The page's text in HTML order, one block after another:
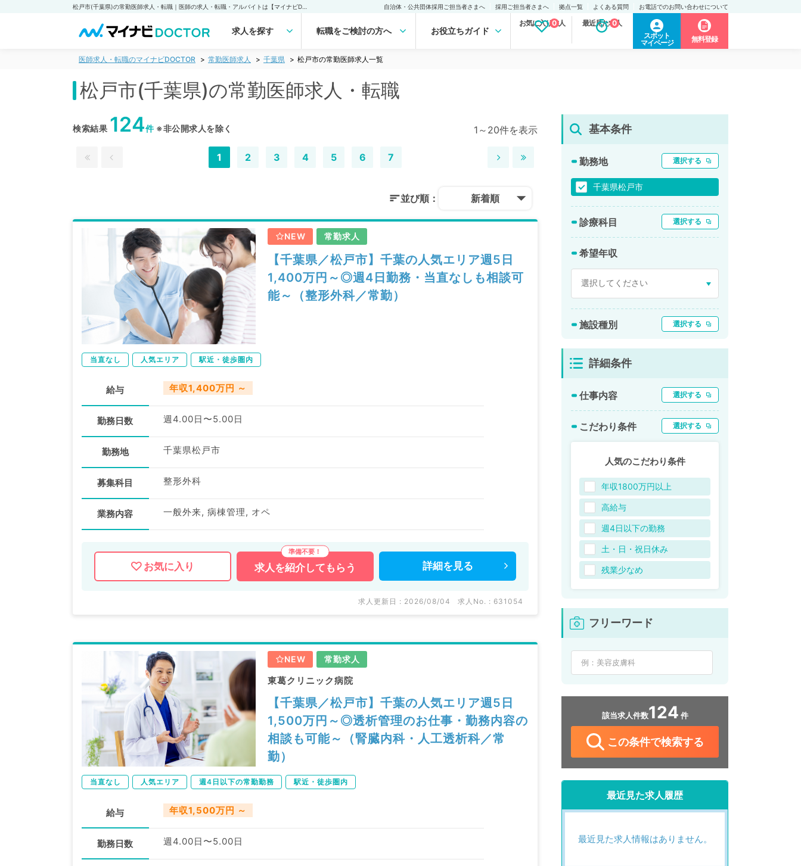
自治体・公共団体採用ご担当者さまへ 採用ご担当者さまへ 拠点一覧 よくある質問 お電話でのお問い合わせについて
求人を探す 転職をご検討の方へ お役立ちガイド
お気に入り求人
0 最近見た求人
0
スポット
マイページ
無料登録
医師求人・転職のマイナビDOCTOR 常勤医師求人 千葉県 松戸市の常勤医師求人一覧
松戸市(千葉県)の常勤医師求人・転職
検索結果 124件※非公開求人を除く 1～20件を表示
1 2 3 4 5 6 7
並び順： 新着順
NEW 常勤求人
【千葉県／松戸市】千葉の人気エリア週5日
1,400万円～◎週4日勤務・当直なしも相談可
能～（整形外科／常勤）
当直なし 人気エリア 駅近・徒歩圏内
給与 年収1,400万円 ～
勤務日数 週4.00日〜5.00日
勤務地 千葉県松戸市
募集科目 整形外科
業務内容 一般外来, 病棟管理, オペ
お気に入り 求人を紹介してもらう 詳細を 見る
求人更新日 : 2026/08/04 求人No. : 631054
NEW 常勤求人
東葛クリニック病院
【千葉県／松戸市】千葉の人気エリア週5日
1,500万円～◎透析管理のお仕事・勤務内容の
相談も可能～（腎臓内科・人工透析科／常
勤）
当直なし 人気エリア 週4日以下の常勤勤務 駅近・徒歩圏内
給与 年収1,500万円 ～
勤務日数 週4.00日〜5.00日
基本条件
勤務地 選択する
千葉県松戸市
診療科目 選択する
希望年収
施設種別 選択する
詳細条件
仕事内容 選択する
こだわり条件 選択する
人気のこだわり条件
年収1800万円以上
高給与
週4日以下の勤務
土・日・祝日休み
残業少なめ
フリーワード
該当求人件数124 件
この条件で検索する
最近見た求人履歴
最近見た求人情報はありません。